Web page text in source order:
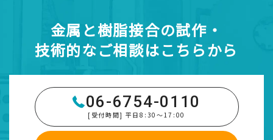
金属と樹脂接合の試作・
技術的なご相談はこちらから
06-6754-0110
[受付時間] 平日8:30～17:00